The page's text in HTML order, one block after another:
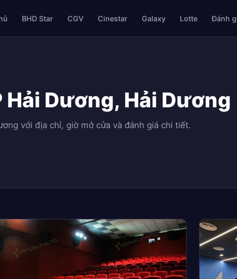
BHD Star CGV Cinestar Galaxy Lotte Đánh
Dương, Hải Dương
với địa chỉ, giờ mở cửa và đánh giá chi tiết.